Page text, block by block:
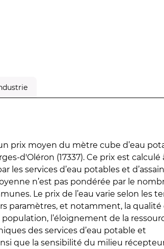
prix moyen du mètre cube d’eau
d'Oléron (17337). Ce prix est calculé
les services d’eau potables et
n’est pas pondérée par le
Le prix de l’eau varie selon les
paramètres, et notamment, la qualité
l’éloignement de la
des services d’eau potable et
que la sensibilité du milieu